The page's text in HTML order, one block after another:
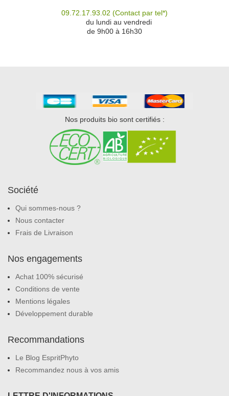
09.72.17.93.02 (Contact par tel*)
du lundi au vendredi
de 9h00 à 16h30
Nos produits bio sont certifiés :
Société
Qui sommes-nous ?
Nous contacter
Frais de Livraison
Nos engagements
Achat 100% sécurisé
Conditions de vente
Mentions légales
Développement durable
Recommandations
Le Blog EspritPhyto
Recommandez nous à vos amis